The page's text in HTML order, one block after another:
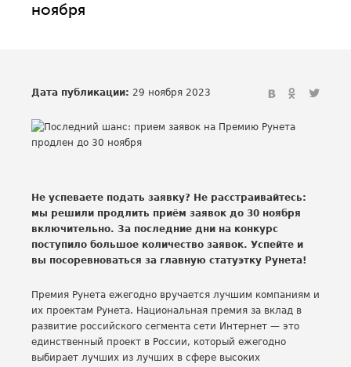
ноября
Дата публикации: 29 ноября 2023
Не успеваете подать заявку? Не расстраивайтесь:
мы решили продлить приём заявок до 30 ноября
включительно. За последние дни на конкурс
поступило большое количество заявок. Успейте и
вы посоревноваться за главную статуэтку Рунета!
Премия Рунета ежегодно вручается лучшим компаниям и
их проектам Рунета. Национальная премия за вклад в
развитие российского сегмента сети Интернет — это
единственный проект в России, который ежегодно
выбирает лучших из лучших в сфере высоких